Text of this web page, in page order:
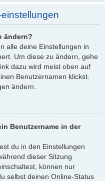
ändern?
alle deine Einstellungen in
Um diese zu ändern, gehe
dazu wird meist oben auf
Benutzernamen klickst.
ändern.
Benutzername in der
du in den Einstellungen
dieser Sitzung
können nur
selbst deinen Online-Status